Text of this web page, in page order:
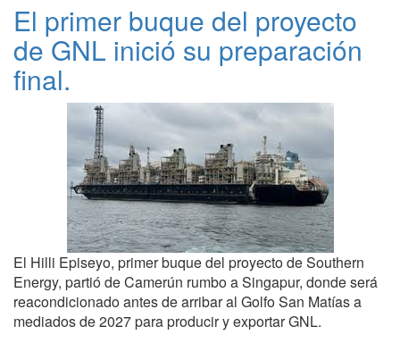
El primer buque del proyecto
de GNL inició su preparación
final.
El Hilli Episeyo, primer buque del proyecto de Southern
Energy, partió de Camerún rumbo a Singapur, donde será
reacondicionado antes de arribar al Golfo San Matías a
mediados de 2027 para producir y exportar GNL.